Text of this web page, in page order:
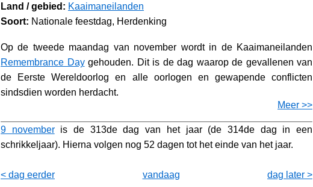
Land / gebied: Kaaimaneilanden
Soort: Nationale feestdag, Herdenking
Op de tweede maandag van november wordt in de Kaaimaneilanden
Remembrance Daygehouden. Dit is de dag waarop de gevallenen van
de Eerste Wereldoorlog en alle oorlogen en gewapende conflicten
sindsdien worden herdacht.
Meer >>
9 novemberis de 313de dag van het jaar (de 314de dag in een
schrikkeljaar). Hierna volgen nog 52 dagen tot het einde van het jaar.
< dag eerder dag later >
vandaag